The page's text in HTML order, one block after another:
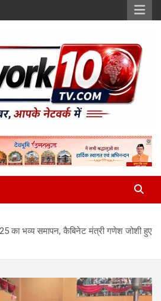
का भव्य समापन, कैबिनेट मंत्री गणेश जोशी हुए